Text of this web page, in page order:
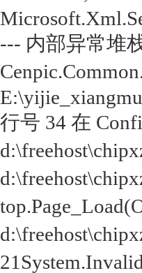
--- 内部异常堆
行号 34 在